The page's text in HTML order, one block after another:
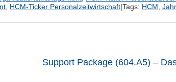
HCM-Ticker Personalzeitwirtschaft|Tags: HCM
Support Package (604.A5) –